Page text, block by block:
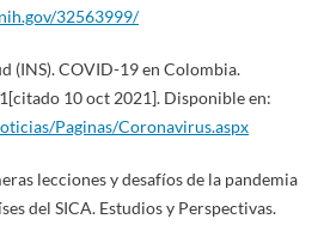
32563999/
(INS). COVID-19 en Colombia.
10 oct 2021]. Disponible en:
Paginas/Coronavirus.aspx
lecciones y desafíos de la pandemia
del SICA. Estudios y Perspectivas.